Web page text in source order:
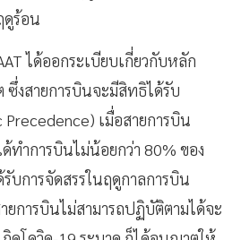
ดูร้อน
ได้ออกระเบียบเกี่ยวกับหลัก
งสายการบินจะมีสิทธิได้รับ
เมื่อสายการบิน
ทำการบินไม่น้อยกว่า 80% ของ
บการจัดสรรในฤดูกาลการบิน
การบินไม่สามารถปฏิบัติตามได้จะ